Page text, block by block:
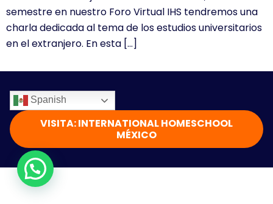
semestre en nuestro Foro Virtual IHS tendremos una
charla dedicada al tema de los estudios universitarios
en el extranjero. En esta […]
Spanish
VISITA: INTERNATIONAL HOMESCHOOL
MÉXICO